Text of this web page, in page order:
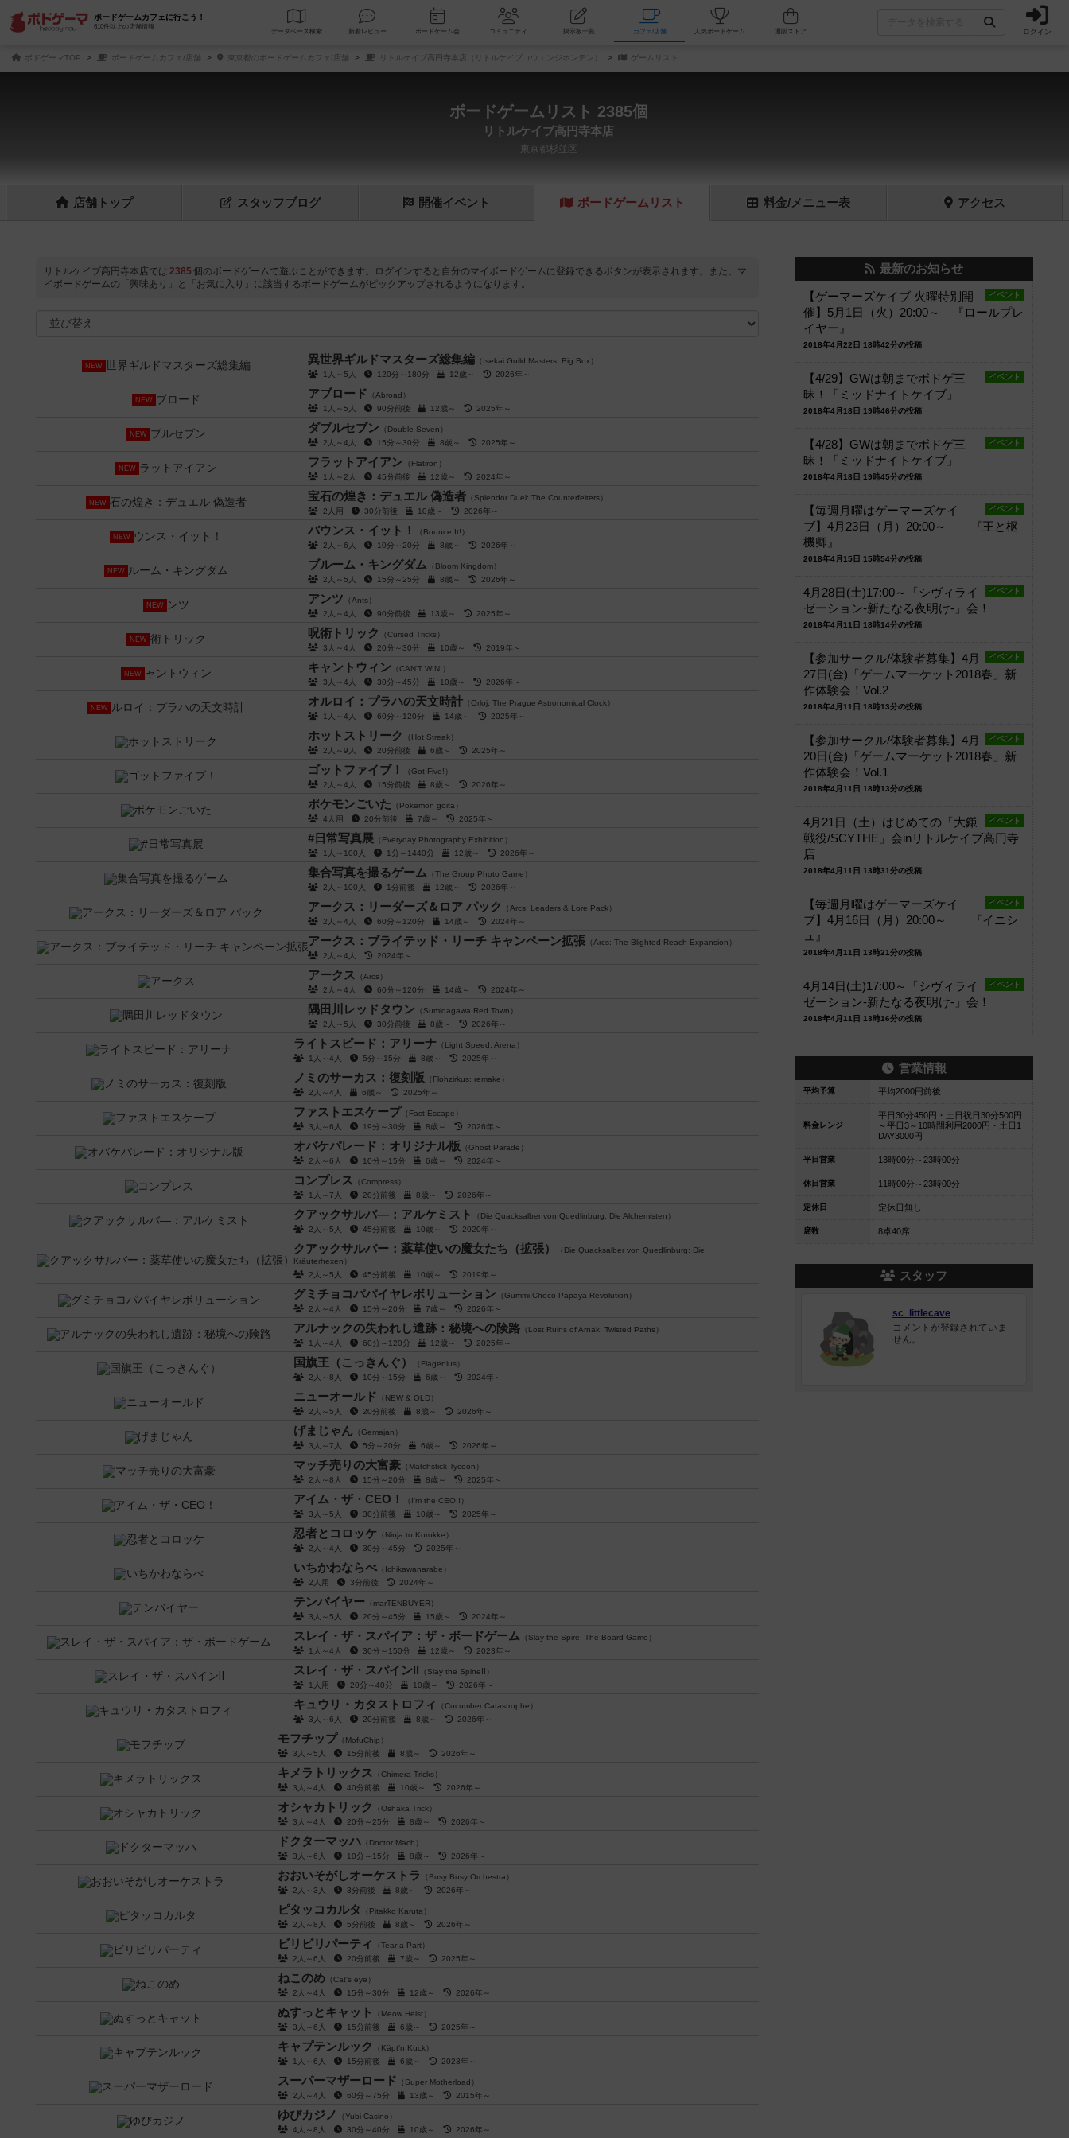
ボードゲームカフェに行こう！
610件以上の店舗情報
データベース 検索 新着レビュー ボードゲーム会 コミュニティ 掲示板一覧 カフェ/店舗 人気ボードゲーム ログイン
ボドゲーマTOP ボードゲームカフェ/店舗 東京都のボードゲームカフェ/店舗 リトルケイブ高円寺本店（リトルケイブコウエンジホンテン） ゲームリスト
ボードゲームリスト 2385個
リトルケイブ高円寺本店
東京都杉並区
店舗 トップ スタッフブログ 開催イベント ボードゲーム リスト 料金/メニュー表 アクセス
リトルケイブ高円寺本店では 2385 個のボードゲームで遊ぶことができます。ログインすると自分のマイボードゲームに登録できるボタンが表示されます。また、マ
イボードゲームの「興味あり」と「お気に入り」に該当するボードゲームがピックアップされるようになります。
NEW 異世界ギルドマスターズ総集編 （Isekai Guild Masters: Big Box）
1人～5人
120分～180分 12歳～ 2026年～
NEW アブロード （Abroad）
1人～5人
90分前後 12歳～ 2025年～
NEW ダブルセブン （Double Seven）
2人～4人
15分～30分 8歳～ 2025年～
NEW フラットアイアン （Flatiron）
1人～2人
45分前後 12歳～ 2024年～
NEW 宝石の煌き：デュエル 偽造者 （Splendor Duel: The Counterfeiters）
2人用
30分前後 10歳～ 2026年～
NEW バウンス・イット！
（Bounce It!）
2人～6人
10分～20分 8歳～ 2026年～
NEW ブルーム・キングダム （Bloom Kingdom）
2人～5人
15分～25分 8歳～ 2026年～
NEW アンツ （Ants）
2人～4人
90分前後 13歳～ 2025年～
NEW 呪術トリック
（Cursed Tricks）
3人～4人
20分～30分 10歳～ 2019年～
NEW キャントウィン （CAN'T WIN!）
3人～4人
30分～45分 10歳～ 2026年～
NEW オルロイ：プラハの天文時計 （Orloj: The Prague Astronomical Clock）
1人～4人
60分～120分 14歳～ 2025年～
ホットストリーク
（Hot Streak）
2人～9人
20分前後 6歳～ 2025年～
ゴットファイブ！
（Got Five!）
2人～4人
15分前後 8歳～ 2026年～
ポケモンごいた （Pokemon goita）
4人用
20分前後 7歳～ 2025年～
#日常写真展 （Everyday Photography Exhibition）
1人～100人
1分～1440分 12歳～ 2026年～
集合写真を撮るゲーム （The Group Photo Game）
2人～100人
1分前後 12歳～ 2026年～
アークス：リーダーズ＆ロア パック
（Arcs: Leaders & Lore Pack）
2人～4人
60分～120分 14歳～ 2024年～
アークス：ブライテッド・リーチ キャンペーン拡張 （Arcs: The Blighted Reach Expansion）
2人～4人
2024年～
アークス
（Arcs）
2人～4人
60分～120分 14歳～ 2024年～
隅田川レッドタウン （Sumidagawa Red Town）
2人～5人
30分前後 8歳～ 2026年～
ライトスピード：アリーナ （Light Speed: Arena）
1人～4人
5分～15分 8歳～ 2025年～
ノミのサーカス：復刻版 （Flohzirkus: remake）
2人～4人
6歳～ 2025年～
ファストエスケープ （Fast Escape）
3人～6人
19分～30分 8歳～ 2026年～
オバケパレード：オリジナル版 （Ghost Parade）
2人～6人
10分～15分 6歳～ 2024年～
コンプレス
（Compress）
1人～7人
20分前後 8歳～ 2026年～
クアックサルバ―：アルケミスト
（Die Quacksalber von Quedlinburg: Die Alchemisten）
2人～5人
45分前後 10歳～ 2020年～
クアックサルバー：薬草使いの魔女たち（拡張）
（Die Quacksalber von Quedlinburg: Die
Kräuterhexen）
2人～5人
45分前後 10歳～ 2019年～
グミチョコパパイヤレボリューション （Gummi Choco Papaya Revolution）
2人～4人
15分～20分 7歳～ 2026年～
アルナックの失われし遺跡：秘境への険路 （Lost Ruins of Arnak: Twisted Paths）
1人～4人
60分～120分 12歳～ 2025年～
国旗王（こっきんぐ）
（Flagenius）
2人～8人
10分～15分 6歳～ 2024年～
ニューオールド （NEW & OLD）
2人～5人
20分前後 8歳～ 2026年～
げまじゃん （Gemajan）
3人～7人
5分～20分 6歳～ 2026年～
マッチ売りの大富豪 （Matchstick Tycoon）
2人～8人
15分～20分 8歳～ 2025年～
アイム・ザ・CEO！
（I’m the CEO!!）
3人～5人
30分前後 10歳～ 2025年～
忍者とコロッケ （Ninja to Korokke）
2人～4人
30分～45分 2025年～
いちかわならべ （Ichikawanarabe）
2人用
3分前後 2024年～
テンバイヤー （marTENBUYER）
3人～5人
20分～45分 15歳～ 2024年～
スレイ・ザ・スパイア：ザ・ボードゲーム （Slay the Spire: The Board Game）
1人～4人
30分～150分 12歳～ 2023年～
スレイ・ザ・スパインⅡ （Slay the SpineⅡ）
1人用
20分～40分 10歳～ 2026年～
キュウリ・カタストロフィ
（Cucumber Catastrophe）
3人～6人
20分前後 8歳～ 2026年～
モフチップ （MofuChip）
3人～5人
15分前後 8歳～ 2026年～
キメラトリックス
（Chimera Tricks）
3人～4人
40分前後 10歳～ 2026年～
オシャカトリック
（Oshaka Trick）
3人～4人
20分～25分 8歳～ 2026年～
ドクターマッハ （Doctor Mach）
3人～6人
10分～15分 8歳～ 2026年～
おおいそがしオーケストラ
（Busy Busy Orchestra）
2人～3人
3分前後 8歳～ 2026年～
ピタッコカルタ
（Pitakko Karuta）
2人～8人
5分前後 8歳～ 2026年～
ビリビリパーティ
（Tear-a-Part）
2人～6人
20分前後 7歳～ 2025年～
ねこのめ （Cat's eye）
2人～4人
15分～30分 12歳～ 2026年～
ぬすっとキャット
（Meow Heist）
3人～6人
15分前後 6歳～ 2025年～
キャプテンルック
（Käpt'n Kuck）
1人～6人
15分前後 6歳～ 2023年～
スーパーマザーロード （Super Motherload）
2人～4人
60分～75分 13歳～ 2015年～
ゆびカジノ
（Yubi Casino）
4人～8人
30分～40分 10歳～ 2026年～
最新のお知らせ
イベント
【ゲーマーズケイブ 火曜特別開
催】5月1日（火）20:00～ 『ロールプレ
イヤー』
2018年4月22日 18時42分の投稿
イベント
【4/29】GWは朝までボドゲ三
昧！「ミッドナイトケイブ」
2018年4月18日 19時46分の投稿
イベント
【4/28】GWは朝までボドゲ三
昧！「ミッドナイトケイブ」
2018年4月18日 19時45分の投稿
イベント
【毎週月曜はゲーマーズケイ
ブ】4月23日（月）20:00～ 『王と枢
機卿』
2018年4月15日 15時54分の投稿
イベント
4月28日(土)17:00～「シヴィライ
ゼーション-新たなる夜明け-」会！
2018年4月11日 18時14分の投稿
イベント
【参加サークル/体験者募集】4月
27日(金)「ゲームマーケット2018春」新
作体験会！Vol.2
2018年4月11日 18時13分の投稿
イベント
【参加サークル/体験者募集】4月
20日(金)「ゲームマーケット2018春」新
作体験会！Vol.1
2018年4月11日 18時13分の投稿
イベント
4月21日（土）はじめての「大鎌
戦役/SCYTHE」会inリトルケイブ高円寺
店
2018年4月11日 13時31分の投稿
イベント
【毎週月曜はゲーマーズケイ
ブ】4月16日（月）20:00～ 『イニシ
ュ』
2018年4月11日 13時21分の投稿
イベント
4月14日(土)17:00～「シヴィライ
ゼーション-新たなる夜明け-」会！
2018年4月11日 13時16分の投稿
営業情報
平均予算 平均2000円前後
料金レンジ
平日30分450円・土日祝日30分500円
～平日3～10時間利用2000円・土日1
DAY3000円
平日営業 13時00分～23時00分
休日営業 11時00分～23時00分
定休日 定休日無し
席数 8卓40席
スタッフ
sc_littlecave
コメントが登録されていま
せん。